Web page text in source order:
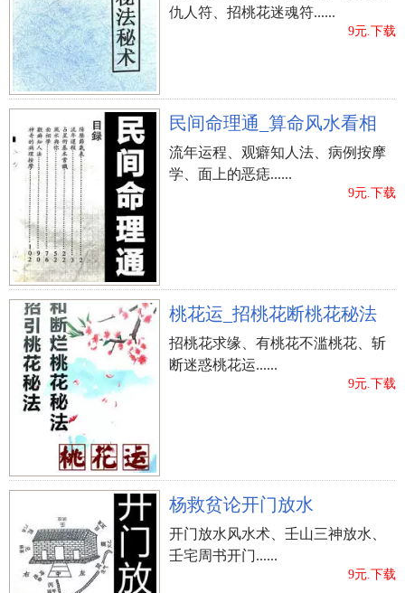
仇人符、招桃花迷魂符......
9元.下载
民间命理通_算命风水看相
流年运程、观癖知人法、病例按摩
学、面上的恶痣......
9元.下载
桃花运_招桃花断桃花秘法
招桃花求缘、有桃花不滥桃花、斩
断迷惑桃花运......
9元.下载
杨救贫论开门放水
开门放水风水术、壬山三神放水、
壬宅周书开门......
9元.下载